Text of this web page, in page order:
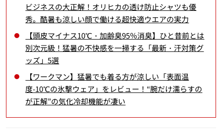
ビジネスの大正解！オリヒカの透け防止シャツも優
秀。酷暑も涼しい顔で働ける超快適ウエアの実力
【頭皮マイナス10℃・加齢臭95％消臭】ひと昔前とは
別次元級！猛暑の不快感を一掃する「最新・汗対策グ
ッズ」5選
【ワークマン】猛暑でも着る方が涼しい「表面温
度-10℃の氷撃ウェア」をレビュー！“腕だけ濡らすの
が正解”の気化冷却機能が凄い